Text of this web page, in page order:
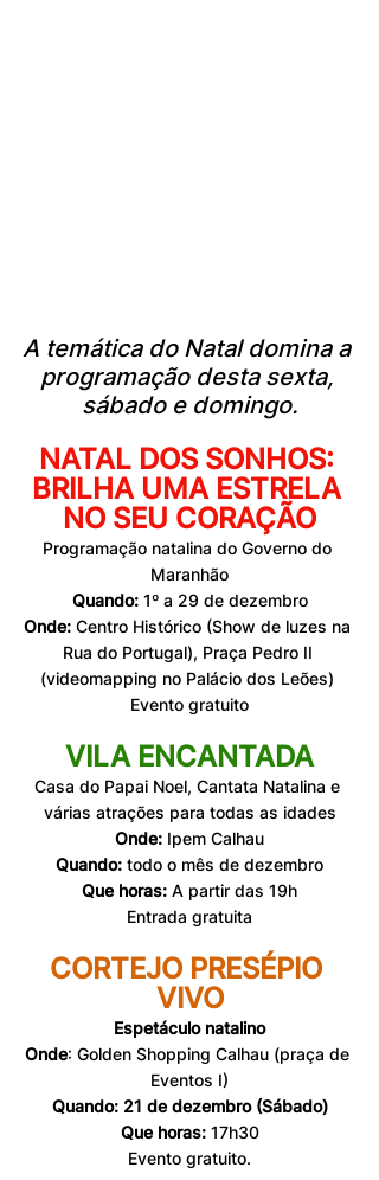
A temática do Natal domina a
programação desta sexta,
sábado e domingo.
NATAL DOS SONHOS:
BRILHA UMA ESTRELA
NO SEU CORAÇÃO
Programação natalina do Governo do
Maranhão
Quando: 1º a 29 de dezembro
Onde: Centro Histórico (Show de luzes na
Rua do Portugal), Praça Pedro II
(videomapping no Palácio dos Leões)
Evento gratuito
VILA ENCANTADA
Casa do Papai Noel, Cantata Natalina e
várias atrações para todas as idades
Onde: Ipem Calhau
Quando: todo o mês de dezembro
Que horas: A partir das 19h
Entrada gratuita
CORTEJO PRESÉPIO
VIVO
Espetáculo natalino
Onde: Golden Shopping Calhau (praça de
Eventos I)
Quando: 21 de dezembro (Sábado)
Que horas: 17h30
Evento gratuito.